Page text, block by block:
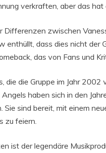
verkraften, aber das hat
Differenzen zwischen
enthüllt, dass dies nicht der
das von Fans und
die die Gruppe im Jahr
haben sich in den
Sie sind bereit, mit einem
zu feiern.
ist der legendäre